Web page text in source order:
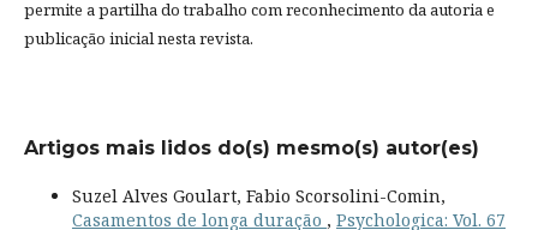
permite a partilha do trabalho com reconhecimento da autoria e
publicação inicial nesta revista.
Artigos mais lidos do(s) mesmo(s) autor(es)
Suzel Alves Goulart, Fabio Scorsolini-Comin,
Casamentos de longa duração , Psychologica: Vol. 67